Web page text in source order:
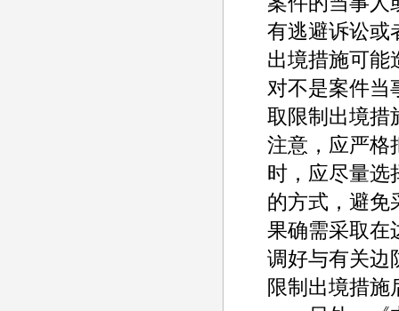
有逃避诉讼或
出境措施可能
对不是案件当
取限制出境措
注意，应严格
时，应尽量选
的方式，避免
果确需采取在
调好与有关边
限制出境措施